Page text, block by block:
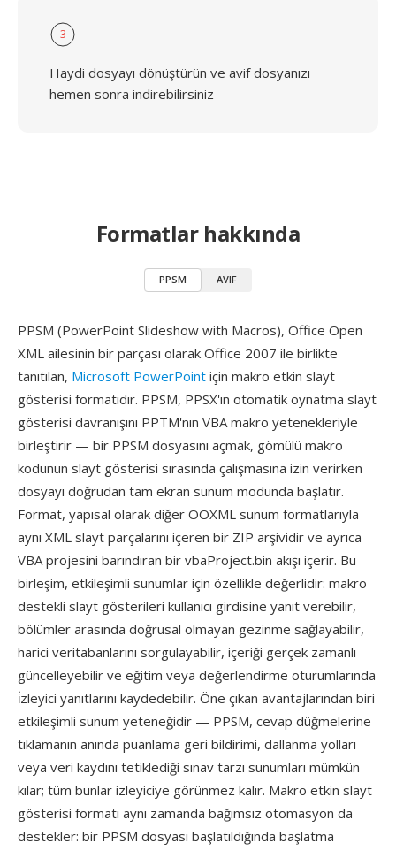
3
Haydi dosyayı dönüştürün ve avif dosyanızı
hemen sonra indirebilirsiniz
Formatlar hakkında
PPSM AVIF
PPSM (PowerPoint Slideshow with Macros), Office Open
XML ailesinin bir parçası olarak Office 2007 ile birlikte
tanıtılan, Microsoft PowerPoint için makro etkin slayt
gösterisi formatıdır. PPSM, PPSX'ın otomatik oynatma slayt
gösterisi davranışını PPTM'nın VBA makro yetenekleriyle
birleştirir — bir PPSM dosyasını açmak, gömülü makro
kodunun slayt gösterisi sırasında çalışmasına izin verirken
dosyayı doğrudan tam ekran sunum modunda başlatır.
Format, yapısal olarak diğer OOXML sunum formatlarıyla
aynı XML slayt parçalarını içeren bir ZIP arşividir ve ayrıca
VBA projesini barındıran bir vbaProject.bin akışı içerir. Bu
birleşim, etkileşimli sunumlar için özellikle değerlidir: makro
destekli slayt gösterileri kullanıcı girdisine yanıt verebilir,
bölümler arasında doğrusal olmayan gezinme sağlayabilir,
harici veritabanlarını sorgulayabilir, içeriği gerçek zamanlı
güncelleyebilir ve eğitim veya değerlendirme oturumlarında
i̇zleyici yanıtlarını kaydedebilir. Öne çıkan avantajlarından biri
etkileşimli sunum yeteneğidir — PPSM, cevap düğmelerine
tıklamanın anında puanlama geri bildirimi, dallanma yolları
veya veri kaydını tetiklediği sınav tarzı sunumları mümkün
kılar; tüm bunlar izleyiciye görünmez kalır. Makro etkin slayt
gösterisi formatı aynı zamanda bağımsız otomasyon da
destekler: bir PPSM dosyası başlatıldığında başlatma